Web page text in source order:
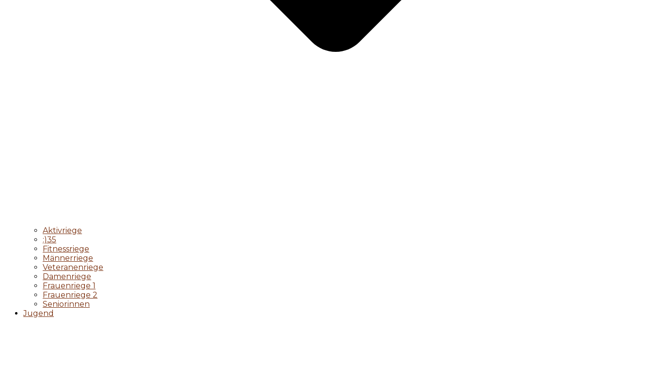
Aktivriege
:)35
Fitnessriege
Männerriege
Veteranenriege
Damenriege
Frauenriege 1
Frauenriege 2
Seniorinnen
Jugend